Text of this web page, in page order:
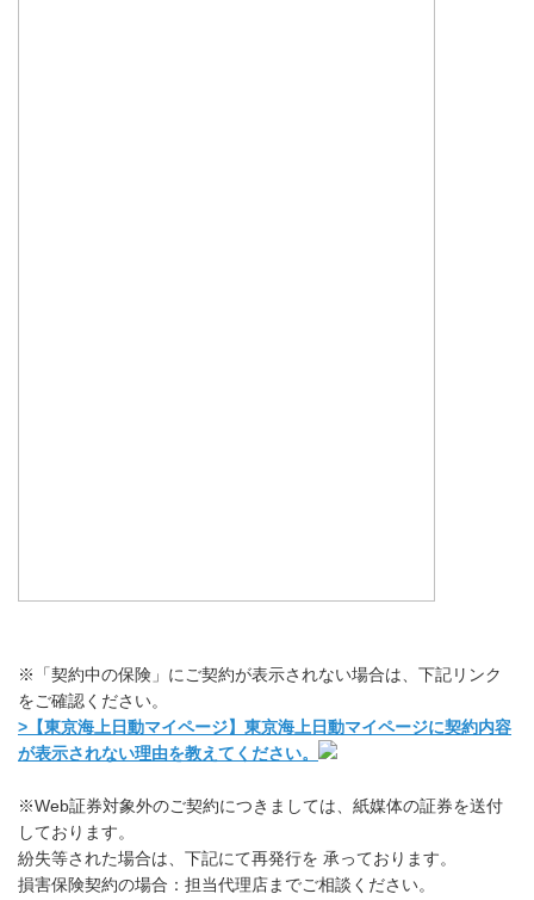
※「契約中の保険」にご契約が表示されない場合は、下記リンク
をご確認ください。
>【東京海上日動マイページ】東京海上日動マイページに契約内容
が表示されない理由を教えてください。
※Web証券対象外のご契約につきましては、紙媒体の証券を送付
しております。
紛失等された場合は、下記にて再発行を 承っております。
損害保険契約の場合：担当代理店までご相談ください。